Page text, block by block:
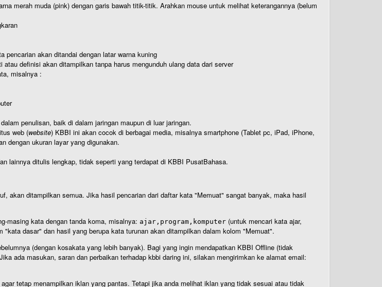
merah muda (pink) dengan garis bawah titik-titik. Arahkan mouse untuk melihat keterangannya (belum
akan ditandai dengan latar warna kuning
definisi akan ditampilkan tanpa harus mengunduh ulang data dari server
misalnya :
penulisan, baik di dalam jaringan maupun di luar jaringan.
web (website) KBBI ini akan cocok di berbagai media, misalnya smartphone (Tablet pc, iPad, iPhone,
dengan ukuran layar yang digunakan.
lainnya ditulis lengkap, tidak seperti yang terdapat di KBBI PusatBahasa.
akan ditampilkan semua. Jika hasil pencarian dari daftar kata "Memuat" sangat banyak, maka hasil
masing kata dengan tanda koma, misalnya: ajar,program,komputer (untuk mencari kata ajar,
dasar" dan hasil yang berupa kata turunan akan ditampilkan dalam kolom "Memuat".
(dengan kosakata yang lebih banyak). Bagi yang ingin mendapatkan KBBI Offline (tidak
ada masukan, saran dan perbaikan terhadap kbbi daring ini, silakan mengirimkan ke alamat email:
tetap menampilkan iklan yang pantas. Tetapi jika anda melihat iklan yang tidak sesuai atau tidak